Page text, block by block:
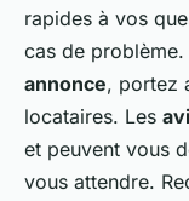
rapides à vos
cas de
annonce, portez
locataires. Les
et peuvent vous
vous attendre.